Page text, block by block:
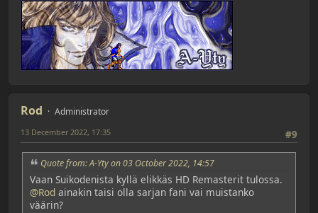
Rod Administrator
#9
13 December 2022, 17:35
Quote from: A-Yty on 03 October 2022, 14:57
Vaan Suikodenista kyllä elikkäs HD Remasterit tulossa.
@Rod ainakin taisi olla sarjan fani vai muistanko
väärin?